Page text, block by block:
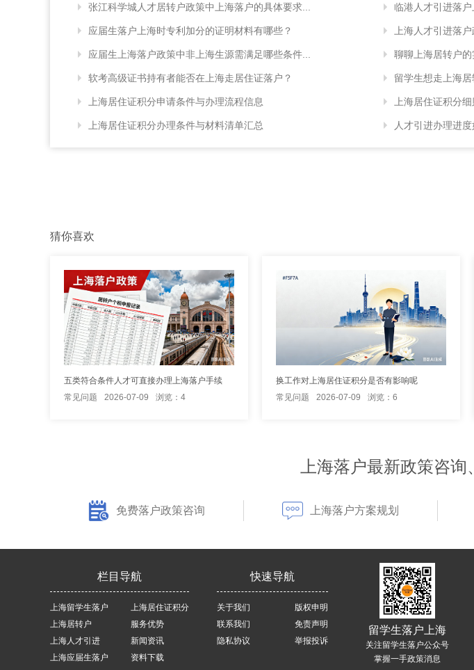
张江科学城人才居转户政策中上海落户的具体要求...
应届生落户上海时专利加分的证明材料有哪些？
应届生上海落户政策中非上海生源需满足哪些条件...
软考高级证书持有者能否在上海走居住证落户？
上海居住证积分申请条件与办理流程信息
上海居住证积分办理条件与材料清单汇总
临港人才引进落户
上海人才引进落
聊聊上海居转户
留学生想走上海
上海居住证积分
人才引进办理进
猜你喜欢
五类符合条件人才可直接办理上海落户手续
常见问题
2026-07-09 浏览：4
换工作对上海居住证积分是否有影响呢
常见问题
2026-07-09 浏览：6
上海落户最新政策咨
免费落户政策咨询 上海落户方案规划
栏目导航
上海留学生落户
上海居转户
上海人才引进
上海应届生落户
上海居住证积分
服务优势
新闻资讯
资料下载
快速导航
关于我们
联系我们
隐私协议
版权申明
免责声明
举报投诉
留学生落户上海
关注留学生落户公众号
掌握一手政策消息